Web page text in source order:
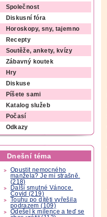
Společnost
Diskusní fóra
Horoskopy, sny, tajemno
Recepty
Soutěže, ankety, kvízy
Zábavný koutek
Hry
Diskuse
Píšete sami
Katalog služeb
Počasí
Odkazy
Dnešní téma
Opustit nemocného
manžela? Je mi strašně.
(218)
Další smutné Vánoce.
Covid (219)
Touhu po dítěti vyřešila
podrazem (109)
Odešel k milence a teď se